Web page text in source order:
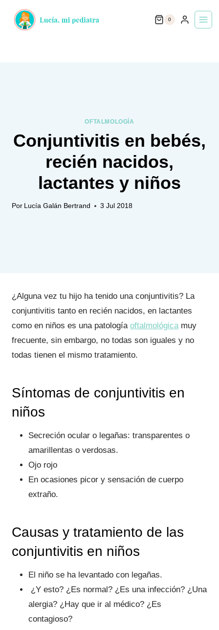
0
OFTALMOLOGÍA
Conjuntivitis en bebés,
recién nacidos,
lactantes y niños
Por Lucía Galán Bertrand 3 Jul 2018
¿Alguna vez tu hijo ha tenido una conjuntivitis? La
conjuntivitis tanto en recién nacidos, en lactantes
como en niños es una patología oftalmológicamuy
frecuente, sin embargo, no todas son iguales y no
todas tienen el mismo tratamiento.
Síntomas de conjuntivitis en
niños
Secreción ocular o legañas: transparentes o
amarillentas o verdosas.
Ojo rojo
En ocasiones picor y sensación de cuerpo
extraño.
Causas y tratamiento de las
conjuntivitis en niños
El niño se ha levantado con legañas.
¿Y esto? ¿Es normal? ¿Es una infección? ¿Una
alergia? ¿Hay que ir al médico? ¿Es
contagioso?